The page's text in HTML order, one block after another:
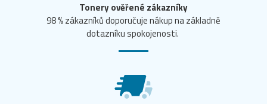
Tonery ověřené zákazníky
98 % zákazníků doporučuje nákup na základně
dotazníku spokojenosti.